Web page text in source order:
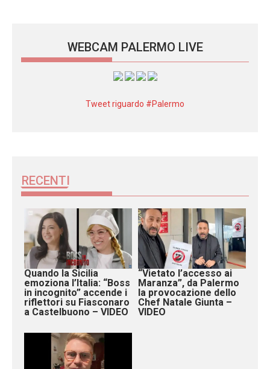
WEBCAM PALERMO LIVE
Tweet riguardo #Palermo
RECENTI
Quando la Sicilia
emoziona l’Italia: “Boss
in incognito” accende i
riflettori su Fiasconaro
a Castelbuono – VIDEO
“Vietato l’accesso ai
Maranza”, da Palermo
la provocazione dello
Chef Natale Giunta –
VIDEO